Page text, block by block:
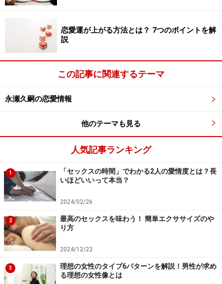
もし、回答が「毎日必ず会っているけれども、お互い忙
ごしていたけれども……」なんていう場合は、あなたとパ
ートナーの愛情度は以前より低くなっている可能性が考
えられます。
セックスの時間でわかる、愛情指数の公式
コミュニケーションの費やす時間と人間関係の相関関係
を考察することにより、ベラック博士が生み出した「愛
」というものがあります。この公式は、ベ
テランカップルの愛情度を測る方法として役立ちます。
計算にはセックスにかける時間を使います。公式は以下
です。
愛情指数＝｛前戯時間（分）＋後戯時間（分）｝÷性交
時間（分）
例えば、前戯が15分、性交時間が30分、後戯が15分の場
合は、愛情指数は1となります。彼によれば、この愛情
恋愛運が上がる方法とは？ 7つのポイントを解
説
この記事に関連するテーマ
永瀬久嗣の恋愛情報
他のテーマも見る
人気記事ランキング
1
「セックスの時間」でわかる2人の愛情度とは？長
いほどいいって本当？
2024/02/26
2
最高のセックスを味わう！ 簡単エクササイズのや
り方
2024/12/22
3
理想の女性のタイプ6パターンを解説！男性が求め
る理想の女性像とは